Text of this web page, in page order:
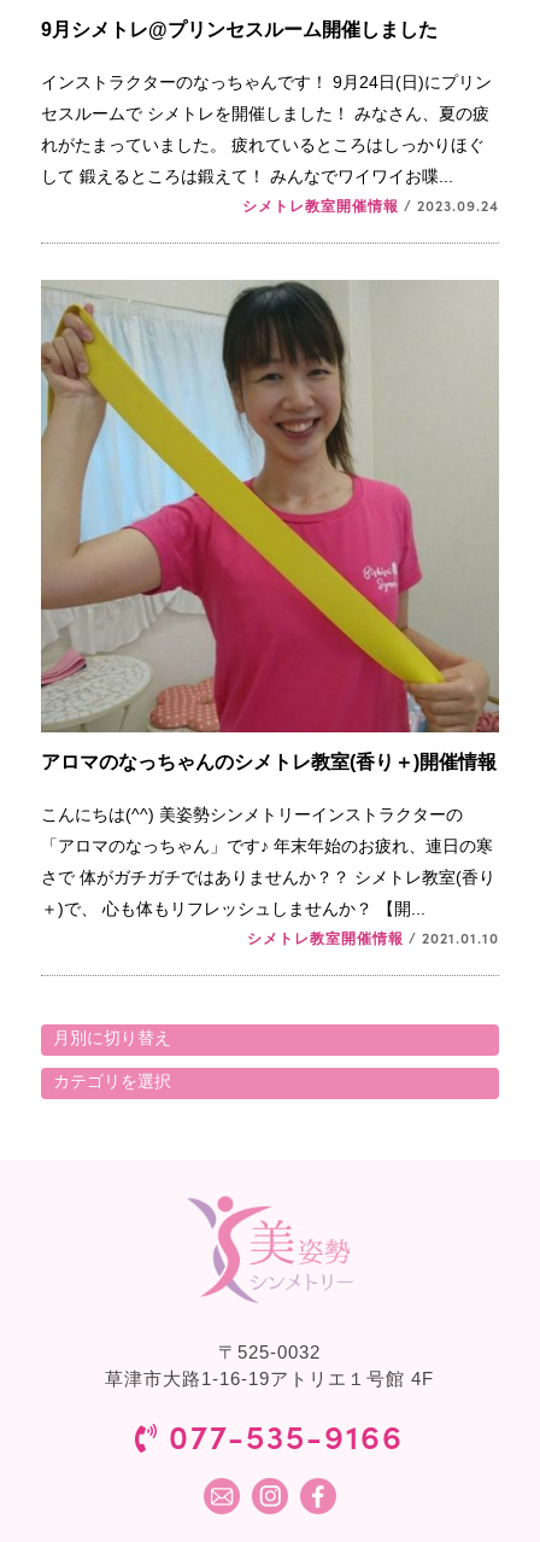
9月シメトレ@プリンセスルーム開催しました
インストラクターのなっちゃんです！ 9月24日(日)にプリン
セスルームで シメトレを開催しました！ みなさん、夏の疲
れがたまっていました。 疲れているところはしっかりほぐ
して 鍛えるところは鍛えて！ みんなでワイワイお喋...
シメトレ教室開催情報 / 2023.09.24
アロマのなっちゃんのシメトレ教室(香り＋)開催情報
こんにちは(^^) 美姿勢シンメトリーインストラクターの
「アロマのなっちゃん」です♪ 年末年始のお疲れ、連日の寒
さで 体がガチガチではありませんか？？ シメトレ教室(香り
＋)で、 心も体もリフレッシュしませんか？ 【開...
シメトレ教室開催情報 / 2021.01.10
〒 525-0032
草津市大路1-16-19アトリエ１号館 4F
077-535-9166